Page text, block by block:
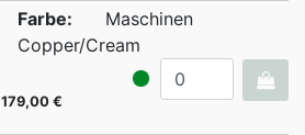
Farbe:
Copper/Cream
Maschinen
179,00 €